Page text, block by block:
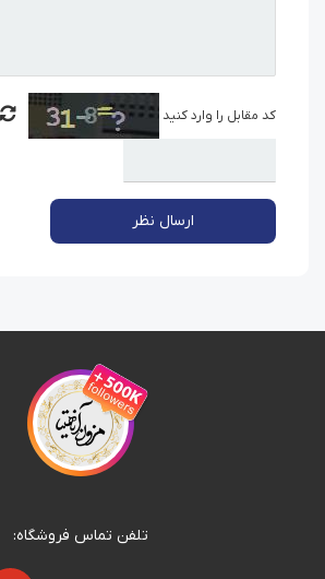
کد مقابل را وارد کنید
ارسال نظر
تلفن تماس فروشگاه: